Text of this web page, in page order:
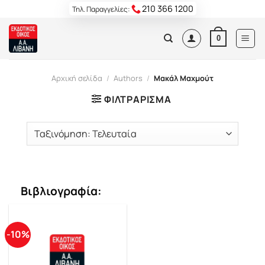
content
Τηλ. Παραγγελίες: 210 366 1200
0
Αρχική σελίδα / Authors / Μακάλ Μαχμούτ
ΦΙΛΤΡΆΡΙΣΜΑ
Βιβλιογραφία:
-10%